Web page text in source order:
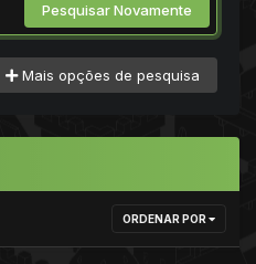
Pesquisar Novamente
Mais opções de pesquisa
ORDENAR POR